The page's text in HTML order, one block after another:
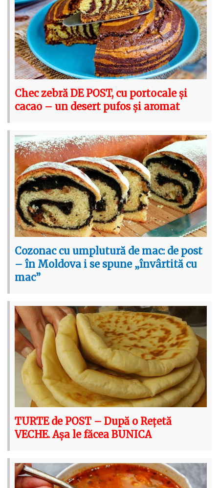
Chec zebră DE POST, cu portocale și
cacao – un desert pufos și aromat
Cozonac cu umplutură de mac: de post
– în Moldova i se spune „învârtită cu
mac”
TURTE de POST – După o Rețetă
VECHE. Așa le făcea BUNICA